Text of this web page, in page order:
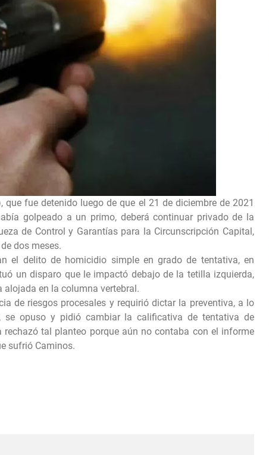
fue detenido luego de que el 21 de diciembre de 2021
golpeado a un primo, deberá continuar privado de la
de Control y Garantías para la Circunscripción Capital,
dos meses.
el delito de homicidio simple en grado de tentativa, en
un disparo que le impactó debajo de la tetilla izquierda,
en la columna vertebral.
de riesgos procesales y requirió dictar la preventiva, a lo
se opuso y pidió cambiar la calificativa de tentativa de
tal planteo porque aún no contaba con el informe
sufrió Caminos.